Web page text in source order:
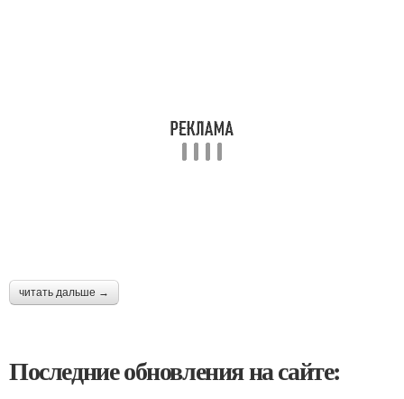
читать дальше →
Последние обновления на сайте: